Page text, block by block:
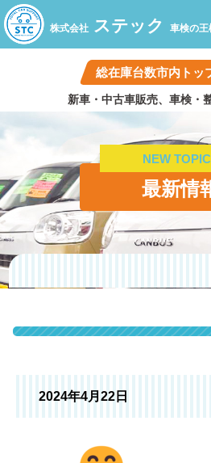
総在庫台数市内トッ
新車・中古車販売、車検・
株式会社 ステック 車検の王
NEW
最新情
2024年4月22日